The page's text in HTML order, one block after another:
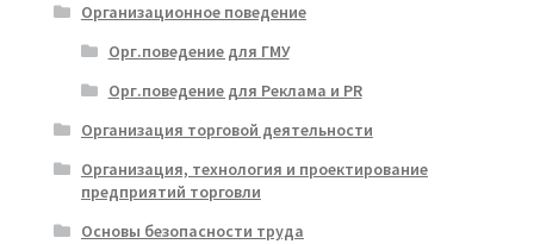
Организационное поведение
Орг.поведение для ГМУ
Орг.поведение для Реклама и PR
Организация торговой деятельности
Организация, технология и проектирование
предприятий торговли
Основы безопасности труда